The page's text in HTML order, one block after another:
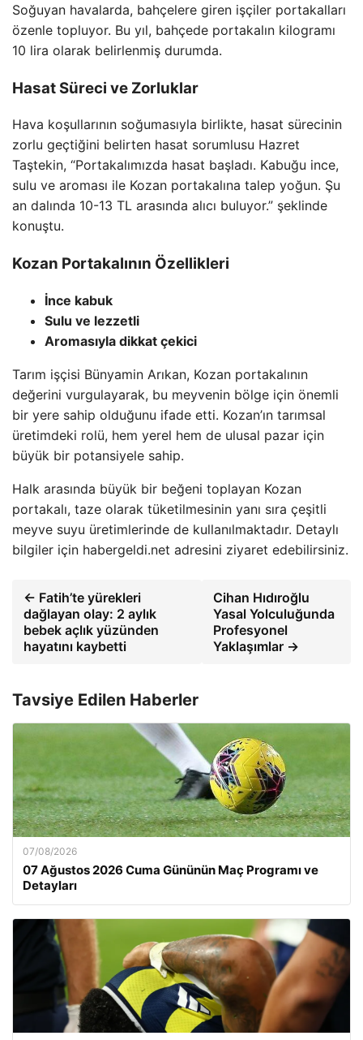
Soğuyan havalarda, bahçelere giren işçiler portakalları
özenle topluyor. Bu yıl, bahçede portakalın kilogramı
10 lira olarak belirlenmiş durumda.
Hasat Süreci ve Zorluklar
Hava koşullarının soğumasıyla birlikte, hasat sürecinin
zorlu geçtiğini belirten hasat sorumlusu Hazret
Taştekin, “Portakalımızda hasat başladı. Kabuğu ince,
sulu ve aroması ile Kozan portakalına talep yoğun. Şu
an dalında 10-13 TL arasında alıcı buluyor.” şeklinde
konuştu.
Kozan Portakalının Özellikleri
İnce kabuk
Sulu ve lezzetli
Aromasıyla dikkat çekici
Tarım işçisi Bünyamin Arıkan, Kozan portakalının
değerini vurgulayarak, bu meyvenin bölge için önemli
bir yere sahip olduğunu ifade etti. Kozan’ın tarımsal
üretimdeki rolü, hem yerel hem de ulusal pazar için
büyük bir potansiyele sahip.
Halk arasında büyük bir beğeni toplayan Kozan
portakalı, taze olarak tüketilmesinin yanı sıra çeşitli
meyve suyu üretimlerinde de kullanılmaktadır. Detaylı
bilgiler için habergeldi.net adresini ziyaret edebilirsiniz.
← Fatih’te yürekleri
dağlayan olay: 2 aylık
bebek açlık yüzünden
hayatını kaybetti
Cihan Hıdıroğlu
Yasal Yolculuğunda
Profesyonel
Yaklaşımlar →
Tavsiye Edilen Haberler
07/08/2026
07 Ağustos 2026 Cuma Gününün Maç Programı ve
Detayları